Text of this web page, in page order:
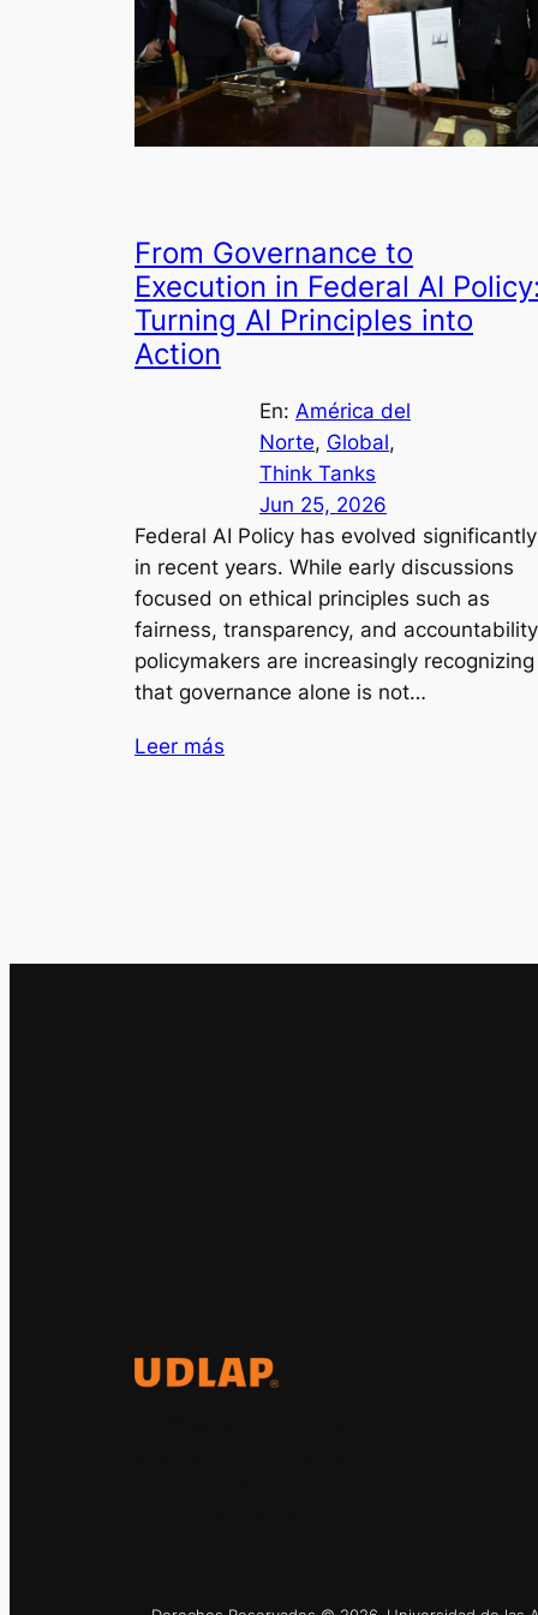
From Governance to
Execution in Federal AI
Turning AI Principles into
Action
En: América del
Norte, Global
Think Tanks
Jun 25, 2026
Federal AI Policy has evolved significantly
in recent years. While early discussions
focused on ethical principles such as
fairness, transparency, and
policymakers are increasingly recognizing
that governance alone is not…
Leer más